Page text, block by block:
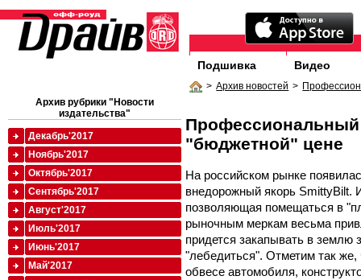
Подшивка Видео
> Архив новостей >
"бюджетной" цене
На российском рынке
внедорожный якорь SmittyBilt.
позволяющая помещаться в
рыночным меркам весьма
придется закапывать в землю
"лебедиться". Отметим так
обвесе автомобиля,
Архив рубрики "Новости
издательства"
Декабрь'2017
Ноябрь'2017
Октябрь'2017
Сентябрь'2017
Август'2017
Июль'2017
Июнь'2017
Май'2017